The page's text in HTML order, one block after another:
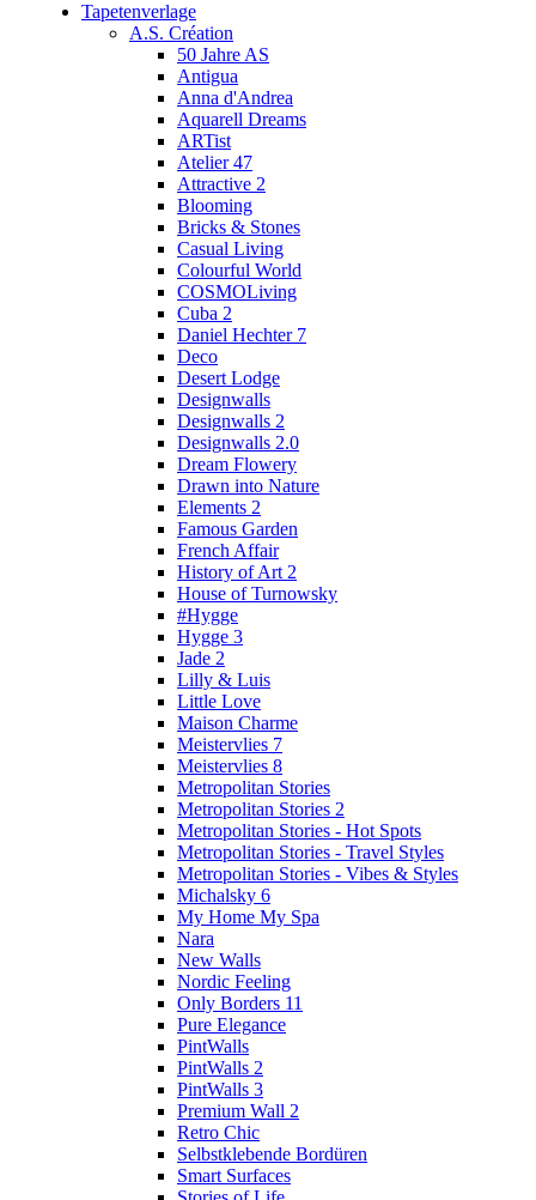
Tapetenverlage
A.S. Création
50 Jahre AS
Antigua
Anna d'Andrea
Aquarell Dreams
ARTist
Atelier 47
Attractive 2
Blooming
Bricks & Stones
Casual Living
Colourful World
COSMOLiving
Cuba 2
Daniel Hechter 7
Deco
Desert Lodge
Designwalls
Designwalls 2
Designwalls 2.0
Dream Flowery
Drawn into Nature
Elements 2
Famous Garden
French Affair
History of Art 2
House of Turnowsky
#Hygge
Hygge 3
Jade 2
Lilly & Luis
Little Love
Maison Charme
Meistervlies 7
Meistervlies 8
Metropolitan Stories
Metropolitan Stories 2
Metropolitan Stories - Hot Spots
Metropolitan Stories - Travel Styles
Metropolitan Stories - Vibes & Styles
Michalsky 6
My Home My Spa
Nara
New Walls
Nordic Feeling
Only Borders 11
Pure Elegance
PintWalls
PintWalls 2
PintWalls 3
Premium Wall 2
Retro Chic
Selbstklebende Bordüren
Smart Surfaces